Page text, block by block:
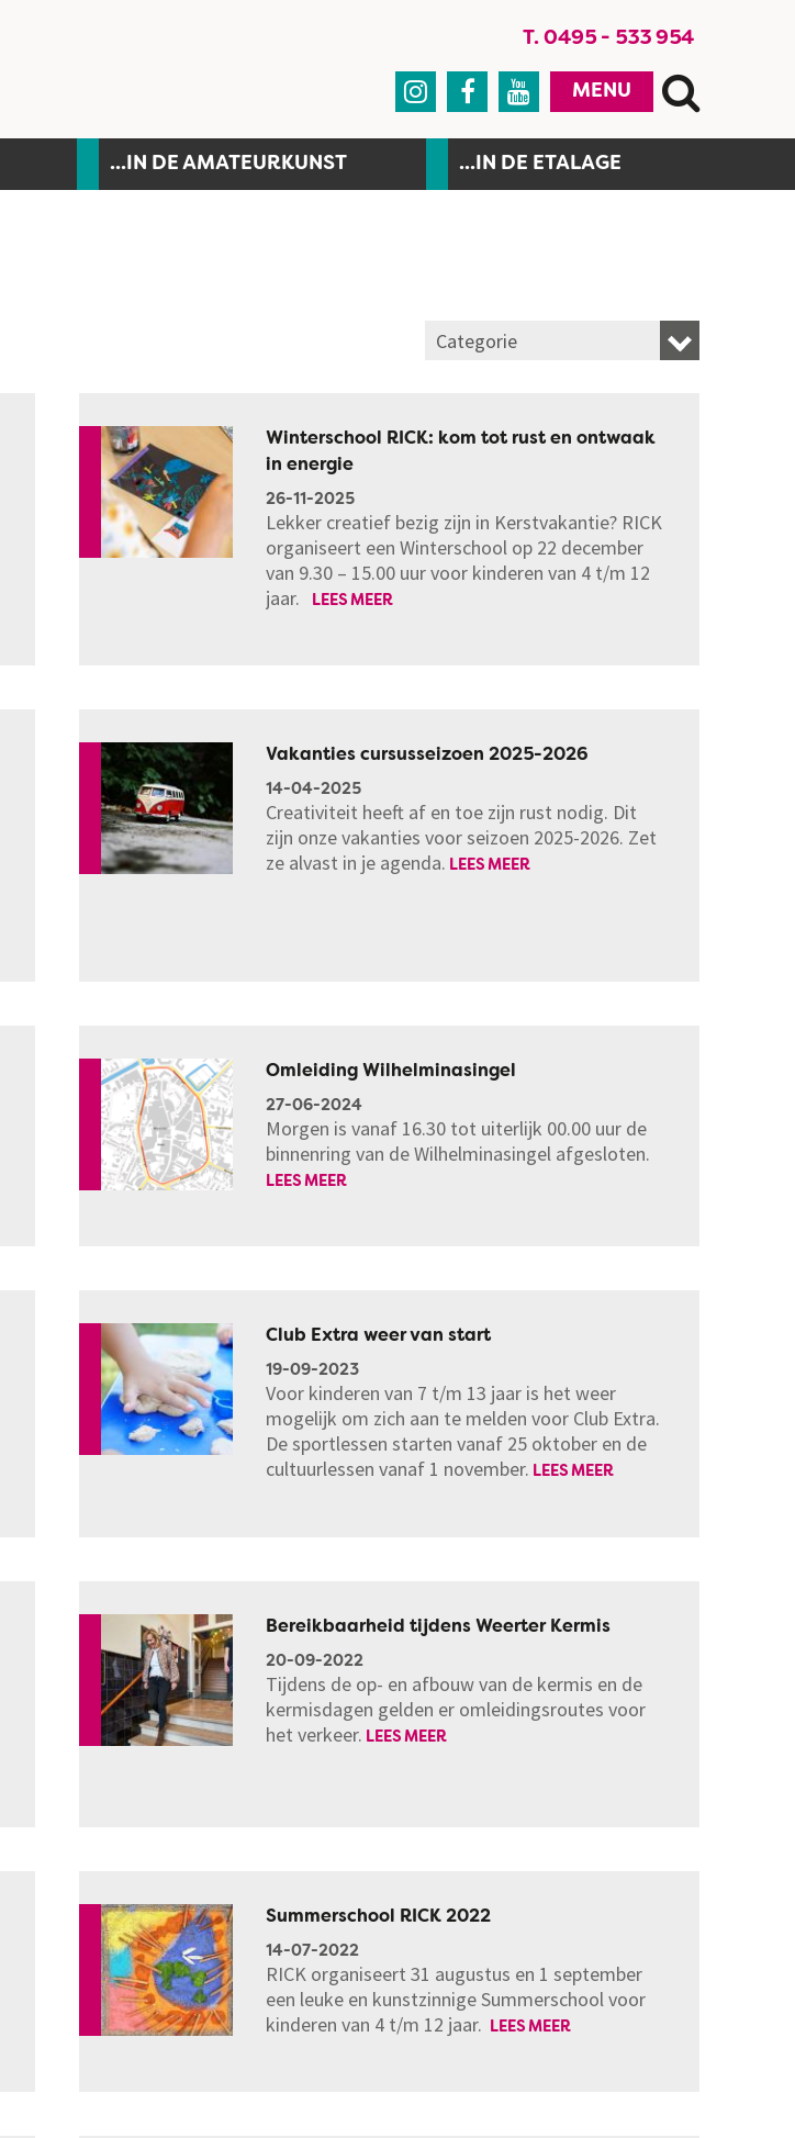
T. 0495 - 533 954
   MENU
...IN DE AMATEURKUNST ...IN DE ETALAGE
Categorie
Winterschool RICK: kom tot rust en ontwaak
in energie
26-11-2025
Lekker creatief bezig zijn in Kerstvakantie? RICK
organiseert een Winterschool op 22 december
van 9.30 – 15.00 uur voor kinderen van 4 t/m 12
jaar.
LEES MEER
Vakanties cursusseizoen 2025-2026
14-04-2025
Creativiteit heeft af en toe zijn rust nodig. Dit
zijn onze vakanties voor seizoen 2025-2026. Zet
ze alvast in je agenda. LEES MEER
Omleiding Wilhelminasingel
27-06-2024
Morgen is vanaf 16.30 tot uiterlijk 00.00 uur de
binnenring van de Wilhelminasingel afgesloten.
LEES MEER
Club Extra weer van start
19-09-2023
Voor kinderen van 7 t/m 13 jaar is het weer
mogelijk om zich aan te melden voor Club Extra.
De sportlessen starten vanaf 25 oktober en de
cultuurlessen vanaf 1 november. LEES MEER
Bereikbaarheid tijdens Weerter Kermis
20-09-2022
Tijdens de op- en afbouw van de kermis en de
kermisdagen gelden er omleidingsroutes voor
het verkeer. LEES MEER
Summerschool RICK 2022
14-07-2022
RICK organiseert 31 augustus en 1 september
een leuke en kunstzinnige Summerschool voor
kinderen van 4 t/m 12 jaar.
LEES MEER